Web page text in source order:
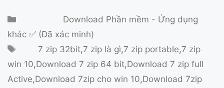
Danh mụcDownload Phần mềm - Ứng dụng
khác ✅ (Đã xác minh)
Thẻ7 zip 32bit,7 zip là gì,7 zip portable,7 zip
win 10,Download 7 zip 64 bit,Download 7 zip full
Active,Download 7zip cho win 10,Download 7zip